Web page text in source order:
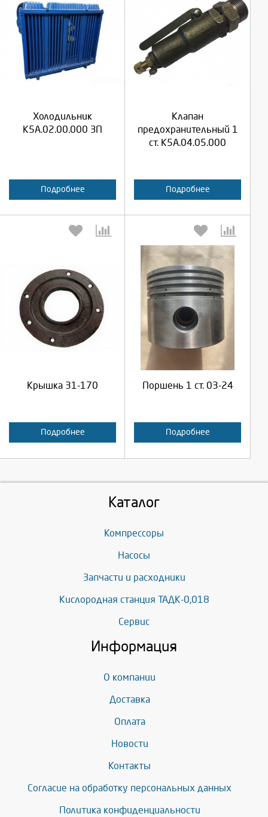
Холодильник
К5А.02.00.000 ЗП
Подробнее
Выберите количество:
Отмена
Клапан
предохранительный 1
ст. К5А.04.05.000
Подробнее
Выберите количество:
Отмена
Крышка 31-170
Подробнее
Выберите количество:
Отмена Поршень 1 ст. 03-24
Подробнее
Выберите количество:
Отмена
Каталог
Компрессоры
Насосы
Запчасти и расходники
Кислородная станция ТАДК-0,018
Сервис
Информация
О компании
Доставка
Оплата
Новости
Контакты
Согласие на обработку персональных данных
Политика конфиденциальности